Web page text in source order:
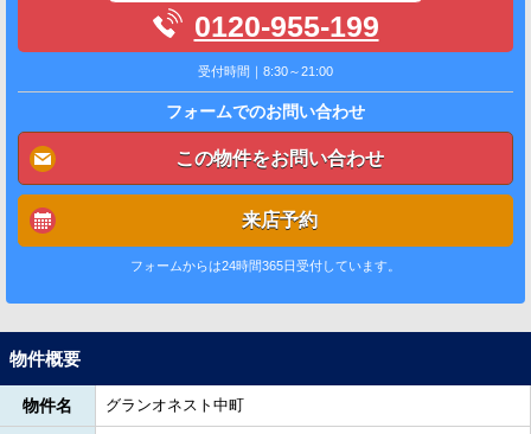
0120-955-199
受付時間｜8:30～21:00
フォームでのお問い合わせ
この物件をお問い合わせ
来店予約
フォームからは24時間365日受付しています。
物件概要
物件名 グランオネスト中町